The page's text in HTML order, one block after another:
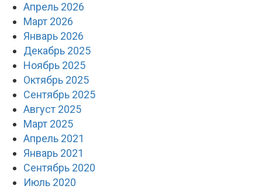
Апрель 2026
Март 2026
Январь 2026
Декабрь 2025
Ноябрь 2025
Октябрь 2025
Сентябрь 2025
Август 2025
Март 2025
Апрель 2021
Январь 2021
Сентябрь 2020
Июль 2020